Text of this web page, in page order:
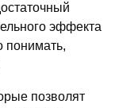
эффекта
понимать,
позволят